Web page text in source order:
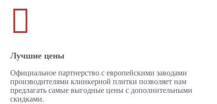

Лучшие цены
Официальное партнерство с европейскими заводами
производителями клинкерной плитки позволяет нам
предлагать самые выгодные цены с дополнительными
скидками.